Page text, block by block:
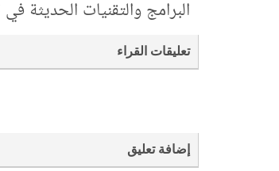
البرامج والتقنيات الحديثة
تعليقات القراء
إضافة تعليق